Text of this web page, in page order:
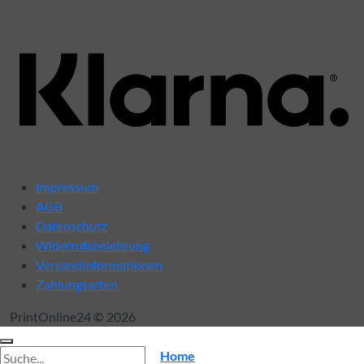
Impressum
AGB
Datenschutz
Widerrufsbelehrung
Versandinformationen
Zahlungsarten
PrintOnline24 © 2026
Suche Home